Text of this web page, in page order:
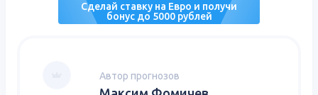
Сделай ставку на Евро и получи
бонус до 5000 рублей
Автор прогнозов